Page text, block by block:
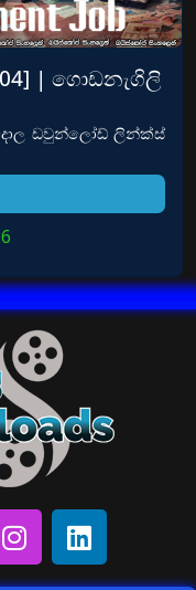
| ගොඩනැගිලි
ඩවුන්ලෝඩ් ලින්ක්ස්